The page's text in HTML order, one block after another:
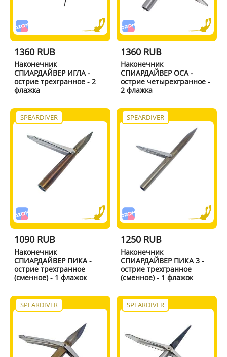
1360 RUB
Наконечник
СПИАРДАЙВЕР ИГЛА -
острие трехгранное - 2
флажка
1360 RUB
Наконечник
СПИАРДАЙВЕР ОСА -
острие четырехгранное -
2 флажка
SPEARDIVER
1090 RUB
Наконечник
СПИАРДАЙВЕР ПИКА -
острие трехгранное
(сменное) - 1 флажок
SPEARDIVER
1250 RUB
Наконечник
СПИАРДАЙВЕР ПИКА 3 -
острие трехгранное
(сменное) - 1 флажок
SPEARDIVER SPEARDIVER